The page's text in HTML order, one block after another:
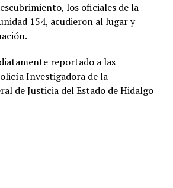
los oficiales de la
154, acudieron al lugar y
reportado a las
Investigadora de la
de Justicia del Estado de Hidalgo